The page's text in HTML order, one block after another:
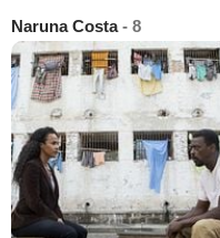
Naruna Costa- 8